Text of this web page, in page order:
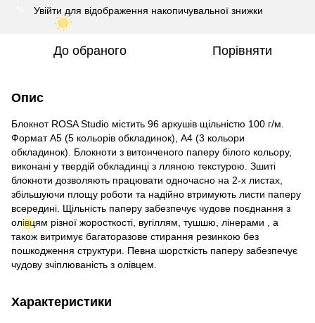
Увійти для відображення накопичувальної знижки
До обраного Порівняти
Опис
Блокнот ROSA Studio містить 96 аркушів щільністю 100 г/м.
Формат А5 (5 кольорів обкладинок), А4 (3 кольори
обкладинок). Блокноти з витонченого паперу білого кольору,
виконані у твердій обкладинці з лляною текстурою. Зшиті
блокноти дозволяють працювати одночасно на 2-х листах,
збільшуючи площу роботи та надійно втримують листи паперу
всередині. Щільність паперу забезпечує чудове поєднання з
олівцям різної жоросткості, вугіллям, тушшю, лінерами , а
також витримує багаторазове стирання резинкою без
пошкодження структури. Певна шорсткість паперу забезпечує
чудову зчіплюваність з олівцем.
Характеристики